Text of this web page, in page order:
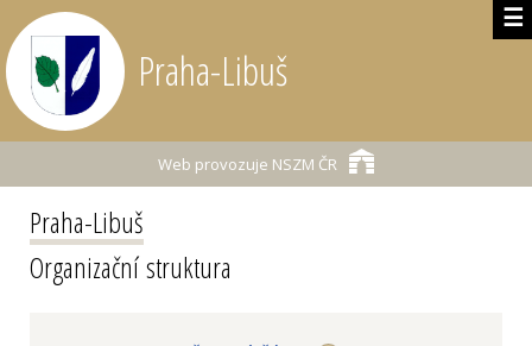
☰
Praha-Libuš
Web provozuje NSZM ČR
Praha-Libuš
Organizační struktura